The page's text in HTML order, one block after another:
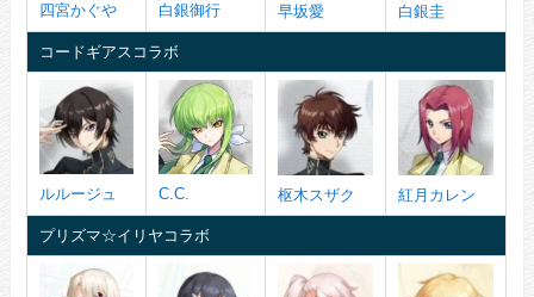
四宮かぐや 白銀御行 早坂愛 白銀圭
コードギアスコラボ
ルルージュ C.C. 枢木スザク 紅月カレン
プリズマ☆イリヤコラボ